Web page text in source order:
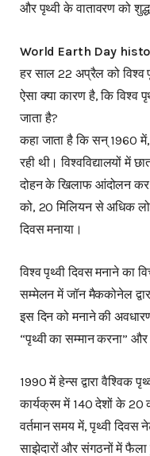
और पृथ्वी के वातावरण को
World Earth Day
हर साल 22 अप्रैल को विश्व
ऐसा क्या कारण है, कि विश्व
जाता है?
कहा जाता है कि सन् 1960
रही थी। विश्वविद्यालयों में
दोहन के खिलाफ आंदोलन कर
को, 20 मिलियन से अधिक
दिवस मनाया।
विश्व पृथ्वी दिवस मनाने का
सम्मेलन में जॉन मैककोनेल
इस दिन को मनाने की
“पृथ्वी का सम्मान करना” और
1990 में हेन्स द्वारा वैश्विक
कार्यक्रम में 140 देशों के 20
वर्तमान समय में, पृथ्वी दिवस
साझेदारों और संगठनों में